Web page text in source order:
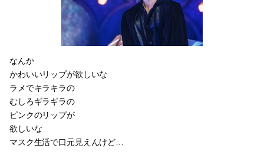
なんか
かわいいリップが欲しいな
ラメでキラキラの
むしろギラギラの
ピンクのリップが
欲しいな
マスク生活で口元見えんけど…